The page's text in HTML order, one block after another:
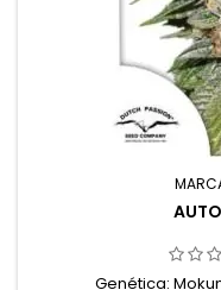
Genética: